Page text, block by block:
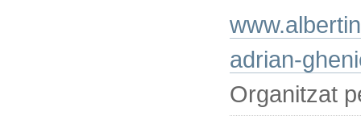
adrian-
Organitzat